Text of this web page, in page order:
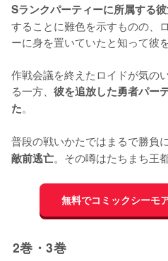
Sランクパーティーに所属する
することに難色を示すものの、
ーに身を置いていたと知って彼
作戦会議を終えたロイドが気の
る一方、 彼を追放した勇者パー
た。
普段の戦いかたではまるで勝負に
敵前逃亡。その噂はたちまち王
無料でコミックシーモ
2巻・3巻